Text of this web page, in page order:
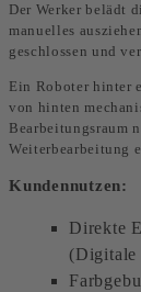
Der Werker belädt
manuelles
geschlossen und
Ein Roboter hinter
von hinten
Bearbeitungsraum
Weiterbearbeitung
Kundennutzen:
Direkte
(Digitale